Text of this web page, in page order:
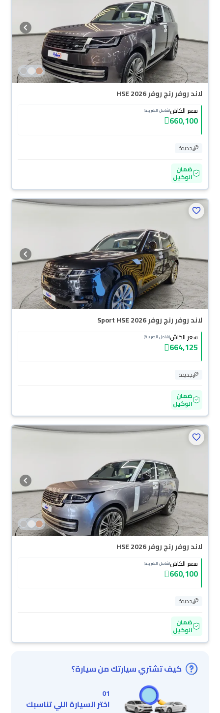
لاند روفر رنج روفر HSE 2026
سعر الكاش(شامل الضريبة)
660,100
جديدة
ضمان
الوكيل
لاند روفر رنج روفر Sport HSE 2026
سعر الكاش(شامل الضريبة)
664,125
جديدة
ضمان
الوكيل
لاند روفر رنج روفر HSE 2026
سعر الكاش(شامل الضريبة)
660,100
جديدة
ضمان
الوكيل
كيف تشتري سيارتك من سيارة؟
01
اختر السيارة اللي تناسبك